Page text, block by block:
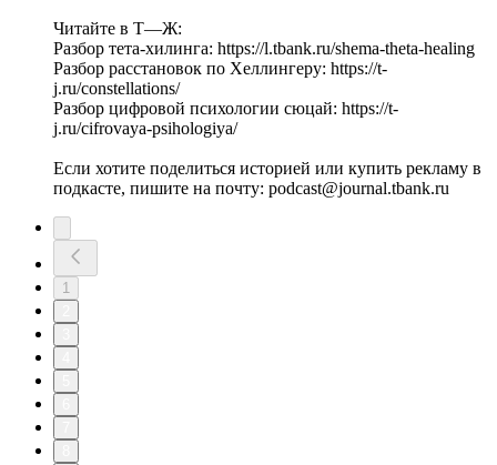
Читайте в Т—Ж:
Разбор тета-хилинга: https://l.tbank.ru/shema-theta-healing
Разбор расстановок по Хеллингеру: https://t-
j.ru/constellations/
Разбор цифровой психологии сюцай: https://t-
j.ru/cifrovaya-psihologiya/
Если хотите поделиться историей или купить рекламу в
подкасте, пишите на почту: podcast@journal.tbank.ru
1